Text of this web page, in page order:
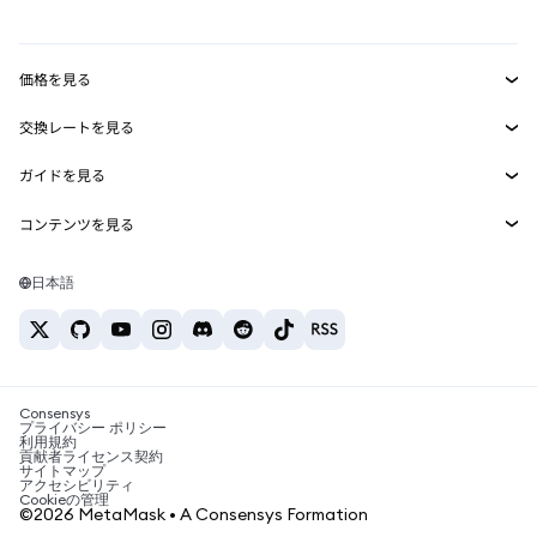
MetaMask Connect
Snaps
Web3サービス
セキュリティ
サポート
キャリア
お問い合わせ
価格を見る
イーサリアムの価格
Solanaの価格
Tetherの価格
交換レートを見る
ETH→USD
USDT→INR
BTC→INR
ETH→USDT
ガイドを見る
ETHの購入
USDTの購入
SHIBの購入
BNBの購入
コンテンツを見る
Solanaウォレット
税制関連ニュース
暗号資産の購入方法は？
ビットコインを売るには？
日本語
Consensys
プライバシー ポリシー
利用規約
貢献者ライセンス契約
サイトマップ
アクセシビリティ
Cookieの管理
©2026 MetaMask • A Consensys Formation